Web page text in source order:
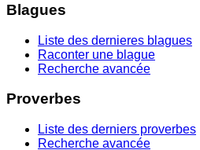
Blagues
Liste des dernieres blagues
Raconter une blague
Recherche avancée
Proverbes
Liste des derniers proverbes
Recherche avancée